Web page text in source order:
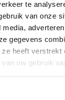
te
van onze
gegevens
heeft verstrekt
uw gebruik
beleid. Hierbij
afwezigheid bij
flexibele
over
doorlopen en